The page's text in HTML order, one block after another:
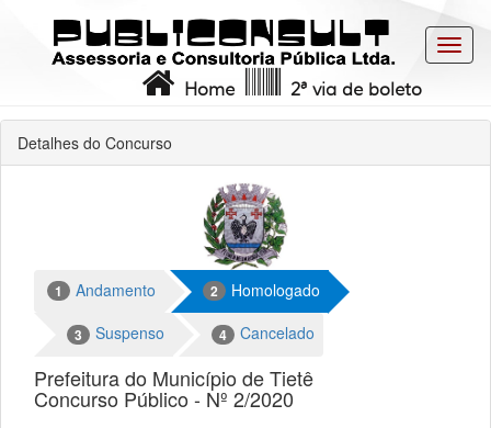
2ª via de boleto
Home
Detalhes do Concurso
1 Andamento 2 Homologado
3 Suspenso 4 Cancelado
Prefeitura do Município de Tietê
Concurso Público - Nº 2/2020